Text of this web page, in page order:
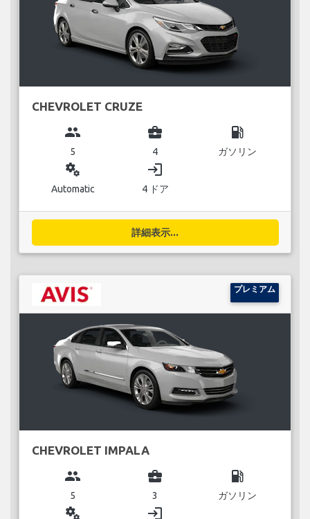
CHEVROLET CRUZE
group
5
business_center
4
local_gas_station
ガソリン
miscellaneous_services
Automatic
login
4 ドア
詳細表示...
プレミアム
CHEVROLET IMPALA
group
5
business_center
3
local_gas_station
ガソリン
miscellaneous_services login